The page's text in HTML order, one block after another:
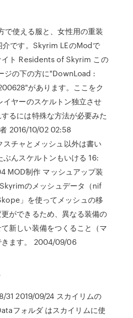
で使える服と、女性用の重装
介です。Skyrim LEのModで
イト Residents of Skyrim この
ジの下の方に"DownLoad :
があります。ここをク
イヤーのスケルトン独立させ
るには特殊な方法が必要みた
2016/10/02 02:58
チャとメッシュ以外は書い
んスケルトンもいける 16:
MOD制作 マッシュアップ装
のメッシュデータ（nif
」を使ってメッシュの移
ができるため、異なる装備の
新しい装備をつくること（マ
きます。 2004/09/06
31 2019/09/24 スカイリムの
フォルダ はスカイリムに使